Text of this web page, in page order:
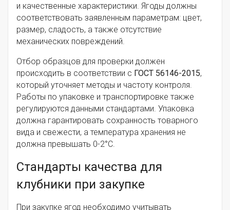
и качественные характеристики. Ягоды должны
соответствовать заявленным параметрам: цвет,
размер, сладость, а также отсутствие
механических повреждений.
Отбор образцов для проверки должен
происходить в соответствии с ГОСТ 56146-2015,
который уточняет методы и частоту контроля.
Работы по упаковке и транспортировке также
регулируются данными стандартами. Упаковка
должна гарантировать сохранность товарного
вида и свежести, а температура хранения не
должна превышать 0-2°C.
Стандарты качества для
клубники при закупке
При закупке ягод необходимо учитывать